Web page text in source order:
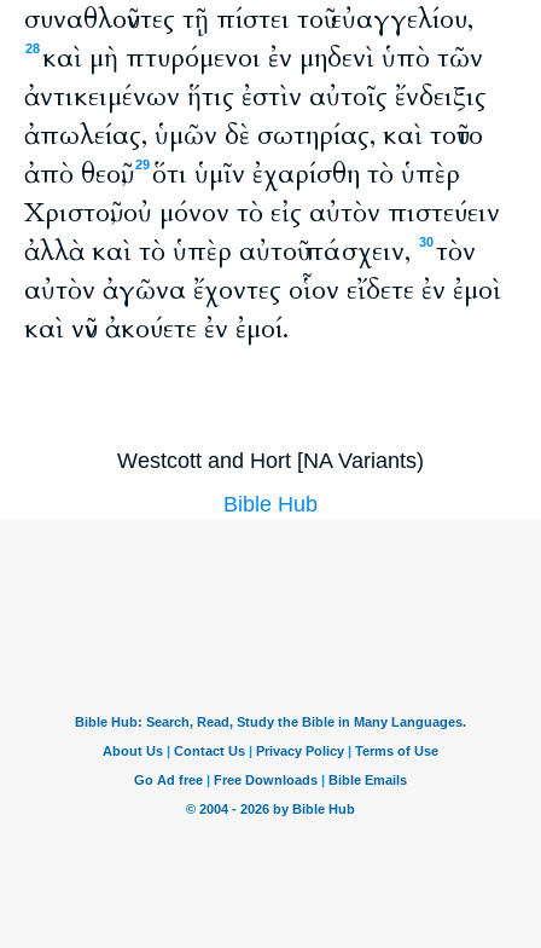
συναθλοῦντες τῇ πίστει τοῦ εὐαγγελίου,
28καὶ μὴ πτυρόμενοι ἐν μηδενὶ ὑπὸ τῶν
ἀντικειμένων ἥτις ἐστὶν αὐτοῖς ἔνδειξις
ἀπωλείας, ὑμῶν δὲ σωτηρίας, καὶ τοῦτο
ἀπὸ θεοῦ,29ὅτι ὑμῖν ἐχαρίσθη τὸ ὑπὲρ
Χριστοῦ, οὐ μόνον τὸ εἰς αὐτὸν πιστεύειν
ἀλλὰ καὶ τὸ ὑπὲρ αὐτοῦ πάσχειν,
30τὸν
αὐτὸν ἀγῶνα ἔχοντες οἷον εἴδετε ἐν ἐμοὶ
καὶ νῦν ἀκούετε ἐν ἐμοί.
Westcott and Hort [NA Variants)
Bible Hub